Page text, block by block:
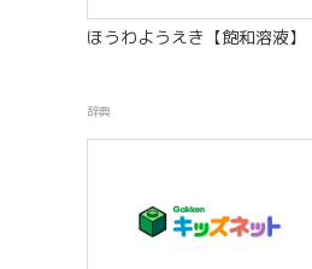
ほうわようえき【飽和溶液】
辞典